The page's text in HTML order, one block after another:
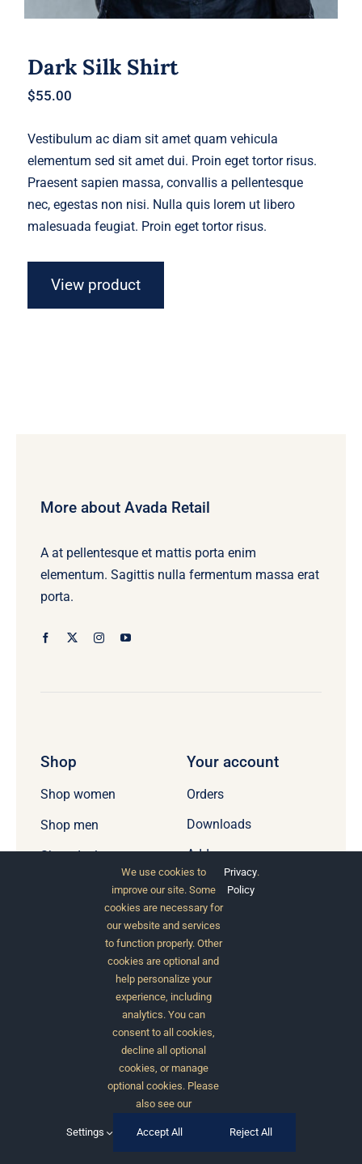
Dark Silk Shirt
$55.00
Vestibulum ac diam sit amet quam vehicula
elementum sed sit amet dui. Proin eget tortor risus.
Praesent sapien massa, convallis a pellentesque
nec, egestas non nisi. Nulla quis lorem ut libero
malesuada feugiat. Proin eget tortor risus.
View product
More about Avada Retail
A at pellentesque et mattis porta enim
elementum. Sagittis nulla fermentum massa erat
porta.
Shop
Shop women
Shop men
Shop deals
Your account
Orders
Downloads
Addresses
Account details
Subscribe to our newsletter.
A at pellentesque et mattis porta enim
elementum.
Subscribe
We use cookies to
improve our site. Some
cookies are necessary for
our website and services
to function properly. Other
cookies are optional and
help personalize your
experience, including
analytics. You can
consent to all cookies,
decline all optional
cookies, or manage
optional cookies. Please
also see our
Privacy
Policy
.
Settings Accept All Reject All